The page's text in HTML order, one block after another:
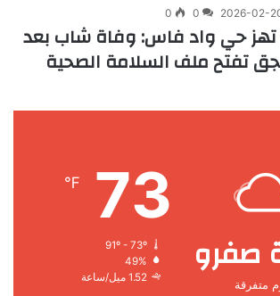
2026-02-
0
0
تهز حي واد فاس: وفاة شاب بعد
تفتح ملف السلامة الصحية
صفرو
متفرقة
73
℉
91º - 73º
49%
1.52 ميل/ساعة